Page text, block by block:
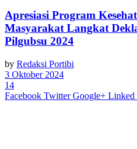
Apresiasi Program
Masyarakat Langkat
Pilgubsu 2024
by Redaksi Portibi
3 Oktober 2024
14
Facebook Twitter Google+ Linked